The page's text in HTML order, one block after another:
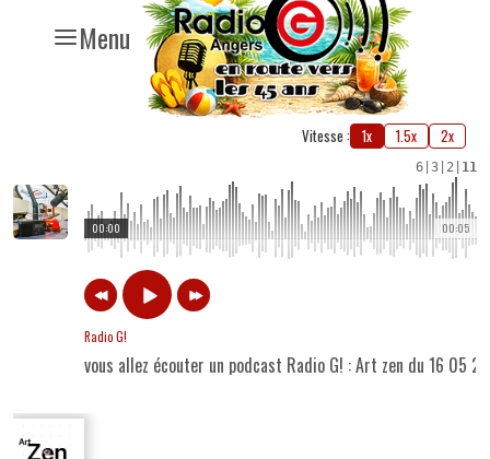
Menu
Vitesse : 1x 1.5x 2x
6 3 2 11
00:05
00:00
Radio G!
vous allez écouter un podcast Radio G! : Art zen du 16 05